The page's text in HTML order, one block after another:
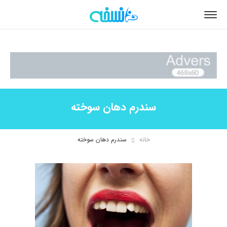
سندرم دهان سوخته
خانه سندرم دهان سوخته